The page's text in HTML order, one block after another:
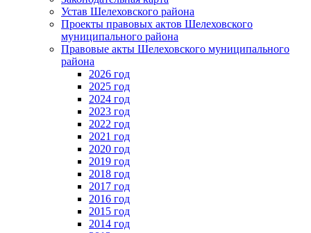
Устав Шелеховского района
Проекты правовых актов Шелеховского
муниципального района
Правовые акты Шелеховского муниципального
района
2026 год
2025 год
2024 год
2023 год
2022 год
2021 год
2020 год
2019 год
2018 год
2017 год
2016 год
2015 год
2014 год